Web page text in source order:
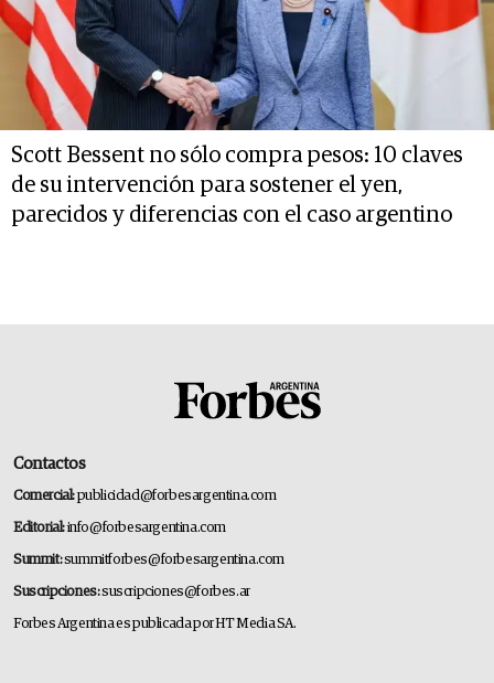
Scott Bessent no sólo compra pesos: 10 claves
de su intervención para sostener el yen,
parecidos y diferencias con el caso argentino
Contactos
Comercial:publicidad@forbesargentina.com
Editorial:info@forbesargentina.com
Summit:summitforbes@forbesargentina.com
Suscripciones:suscripciones@forbes.ar
Forbes Argentina es publicada por HT Media SA.